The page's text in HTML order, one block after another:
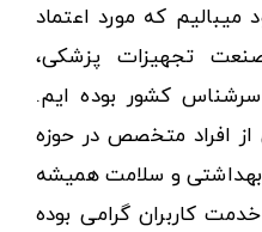
میبالیم که مورد اعتماد
تجهیزات پزشکی،
کشور بوده ایم.
افراد متخصص در حوزه
و سلامت همیشه
کاربران گرامی بوده